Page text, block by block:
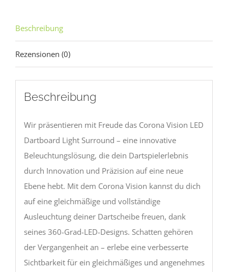
Beschreibung
Rezensionen (0)
Beschreibung
Wir präsentieren mit Freude das Corona Vision LED
Dartboard Light Surround – eine innovative
Beleuchtungslösung, die dein Dartspielerlebnis
durch Innovation und Präzision auf eine neue
Ebene hebt. Mit dem Corona Vision kannst du dich
auf eine gleichmäßige und vollständige
Ausleuchtung deiner Dartscheibe freuen, dank
seines 360-Grad-LED-Designs. Schatten gehören
der Vergangenheit an – erlebe eine verbesserte
Sichtbarkeit für ein gleichmäßiges und angenehmes